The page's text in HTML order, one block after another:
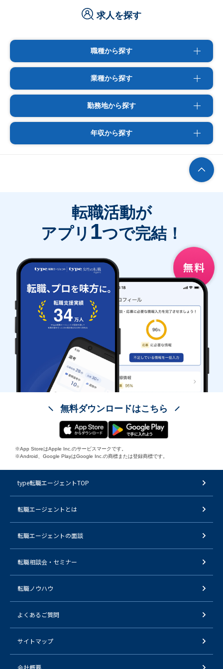
求人を探す
職種から探す
業種から探す
勤務地から探す
年収から探す
転職活動が
アプリ 1つで完結！
無料ダウンロードはこちら
※App StoreはApple Inc.のサービスマークです。
※Android、Google PlayはGoogle Inc.の商標または登録商標です。
type転職エージェントTOP
転職エージェントとは
転職エージェントの面談
転職相談会・セミナー
転職ノウハウ
よくあるご質問
サイトマップ
会社概要